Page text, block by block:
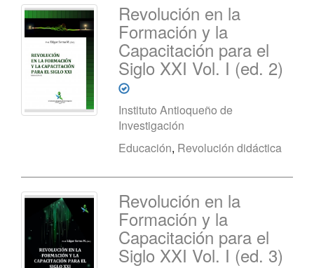
Revolución en la
Formación y la
Capacitación para el
Siglo XXI Vol. I (ed. 2)
Instituto Antioqueño de
Investigación
Educación, Revolución didáctica
Revolución en la
Formación y la
Capacitación para el
Siglo XXI Vol. I (ed. 3)